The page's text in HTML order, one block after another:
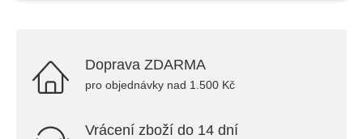
Doprava ZDARMA
pro objednávky nad 1.500 Kč
Vrácení zboží do 14 dní